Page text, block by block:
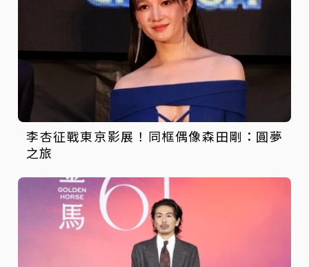
李杏征戰東京影展！同框偶像森田剛：圓夢
之旅